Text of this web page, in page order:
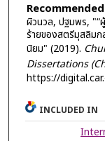
ผิวนวล, ปฐมพร, "“
ร้ายของสตรีมุสลิมก
นิยม" (2019).
Dissertations
https://
INCLUDED IN